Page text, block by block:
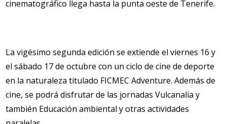
cinematográfico llega hasta la punta oeste de Tenerife.
La vigésimo segunda edición se extiende el viernes 16 y
el sábado 17 de octubre con un ciclo de cine de deporte
en la naturaleza titulado FICMEC Adventure. Además de
cine, se podrá disfrutar de las jornadas Vulcanalia y
también Educación ambiental y otras actividades